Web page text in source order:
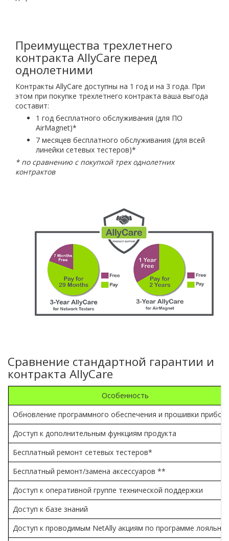
Преимущества трехлетнего
контракта AllyCare перед
однолетними
Контракты AllyCare доступны на 1 год и на 3 года. При
этом при покупке трехлетнего контракта ваша выгода
составит:
1 год бесплатного обслуживания (для ПО
AirMagnet)*
7 месяцев бесплатного обслуживания (для всей
линейки сетевых тестеров)*
* по сравнению с покупкой трех однолетних
контрактов
Сравнение стандартной гарантии и
контракта AllyCare
Особенность
Обновление программного обеспечения и прошивки
Доступ к дополнительным функциям продукта
Бесплатный ремонт сетевых тестеров*
Бесплатный ремонт/замена аксессуаров **
Доступ к оперативной группе технической поддержки
Доступ к базе знаний
Доступ к проводимым NetAlly акциям по программе